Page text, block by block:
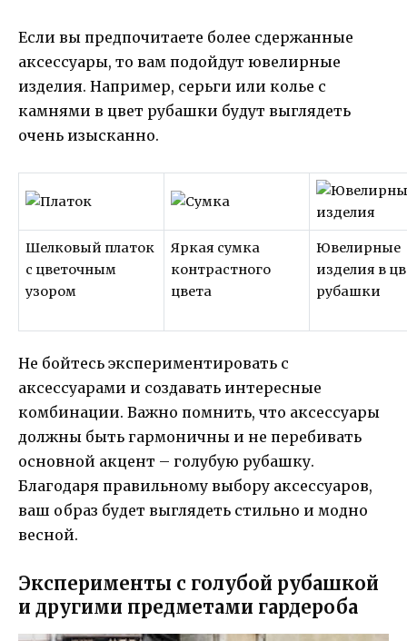
Если вы предпочитаете более сдержанные
аксессуары, то вам подойдут ювелирные
изделия. Например, серьги или колье с
камнями в цвет рубашки будут выглядеть
очень изысканно.
Шелковый платок
с цветочным
узором
Яркая сумка
контрастного
цвета
Ювелирные
изделия в
рубашки
Не бойтесь экспериментировать с
аксессуарами и создавать интересные
комбинации. Важно помнить, что аксессуары
должны быть гармоничны и не перебивать
основной акцент – голубую рубашку.
Благодаря правильному выбору аксессуаров,
ваш образ будет выглядеть стильно и модно
весной.
Эксперименты с голубой рубашкой
и другими предметами гардероба